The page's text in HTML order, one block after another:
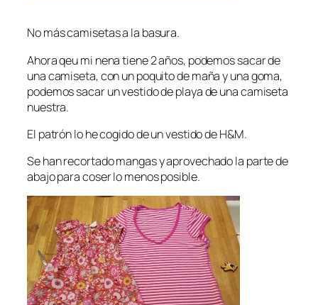
No más camisetas a la basura.
Ahora qeu mi nena tiene 2 años, podemos sacar de
una camiseta, con un poquito de maña y una goma,
podemos sacar un vestido de playa de una camiseta
nuestra.
El patrón lo he cogido de un vestido de H&M.
Se han recortado mangas y aprovechado la parte de
abajo para coser lo menos posible.